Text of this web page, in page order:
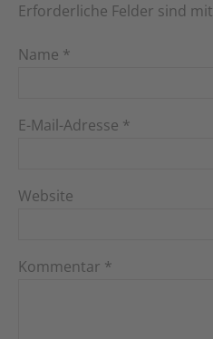
Erforderliche Felder sind mit
Name *
E-Mail-Adresse *
Website
Kommentar *